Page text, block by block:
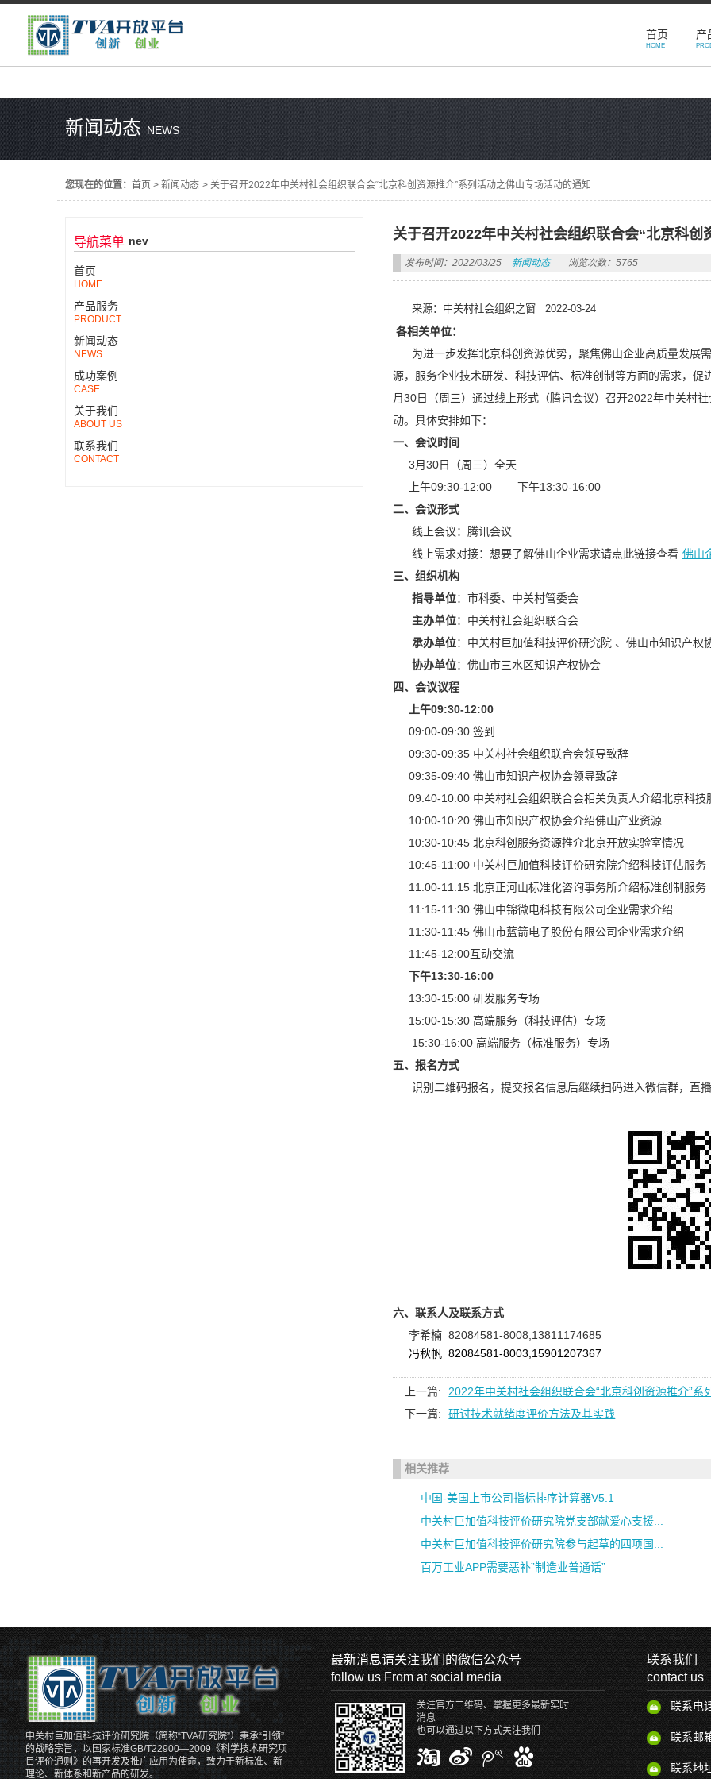
首页
HOME
产
新闻动态NEWS
您现在的位置： 首页 > 新闻动态 > 关于召开2022年中关村社会组织联合会“北京科创资源推介”系列活动之佛山专场活动的通知
导航菜单 nev
首页
HOME
产品服务
PRODUCT
新闻动态
NEWS
成功案例
CASE
关于我们
ABOUT US
联系我们
CONTACT
关于召开2022年中关村社会组织联合会“北京科
发布时间：2022/03/25 新闻动态 浏览次数：5765
来源：中关村社会组织之窗 2022-03-24
各相关单位：
为进一步发挥北京科创资源优势，聚焦佛山企业高质量发展
源，服务企业技术研发、科技评估、标准创制等方面的需求，
月30日（周三）通过线上形式（腾讯会议）召开2022年中关村
动。具体安排如下：
一、会议时间
3月30日（周三）全天
上午09:30-12:00 下午13:30-16:00
二、会议形式
线上会议：腾讯会议
线上需求对接：想要了解佛山企业需求请点此链接查看 佛山
三、组织机构
指导单位： 市科委、中关村管委会
主办单位： 中关村社会组织联合会
承办单位： 中关村巨加值科技评价研究院 、 佛山市知识产权
协办单位： 佛山市三水区知识产权协会
四、会议议程
上午09:30-12:00
09:00-09:30 签到
09:30-09:35 中关村社会组织联合会领导致辞
09:35-09:40 佛山市知识产权协会领导致辞
09:40-10:00 中关村社会组织联合会相关负责人介绍北京科技
10:00-10:20 佛山市知识产权协会介绍佛山产业资源
10:30-10:45 北京科创服务资源推介北京开放实验室情况
10:45-11:00 中关村巨加值科技评价研究院介绍科技评估服务
11:00-11:15 北京正河山标准化咨询事务所介绍标准创制服务
11:15-11:30 佛山中锦微电科技有限公司企业需求介绍
11:30-11:45 佛山市蓝箭电子股份有限公司企业需求介绍
11:45-12:00互动交流
下午13:30-16:00
13:30-15:00 研发服务专场
15:00-15:30 高端服务（科技评估）专场
15:30-16:00 高端服务（标准服务）专场
五、报名方式
识别二维码报名，提交报名信息后继续扫码进入微信群，直播
六、联系人及联系方式
李希楠 82084581-8008,13811174685
冯秋帆 82084581-8003,15901207367
上一篇:
2022年中关村社会组织联合会“北京科创资源推介”
下一篇:
研讨技术就绪度评价方法及其实践
相关推荐
中国-美国上市公司指标排序计算器V5.1
中关村巨加值科技评价研究院党支部献爱心支援...
中关村巨加值科技评价研究院参与起草的四项国...
百万工业APP需要恶补”制造业普通话”
中关村巨加值科技评价研究院（简称“TVA研究院”）秉承“引领”
的战略宗旨，以国家标准GB/T22900—2009《科学技术研究项
目评价通则》的再开发及推广应用为使命，致力于新标准、新
理论、新体系和新产品的研发。
最新消息请关注我们的微信公众号
follow us From at social media
关注官方二维码、掌握更多最新实时
消息
也可以通过以下方式关注我们
联系我们
contact us
联系电
联系邮
联系地